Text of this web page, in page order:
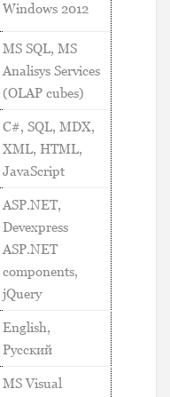
Windows 2012
MS SQL, MS
Analisys Services
(OLAP cubes)
C#, SQL, MDX,
XML, HTML,
JavaScript
ASP.NET,
Devexpress
ASP.NET
components,
jQuery
English,
Русский
MS Visual